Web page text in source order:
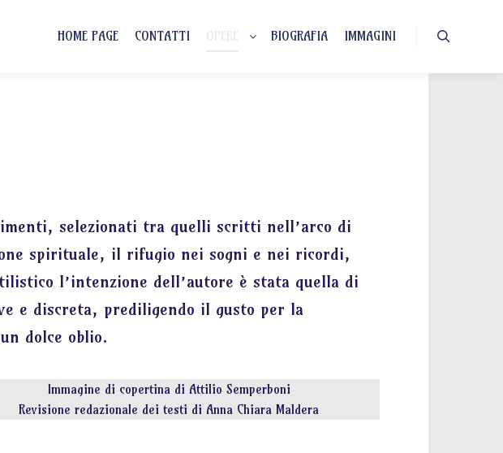
HOME PAGE CONTATTI BIOGRAFIA IMMAGINI
selezionati tra quelli scritti nell’arco di
spirituale, il rifugio nei sogni e nei ricordi,
l’intenzione dell’autore è stata quella di
e discreta, prediligendo il gusto per la
dolce oblio.
Immagine di copertina di Attilio Semperboni
Revisione redazionale dei testi di Anna Chiara Maldera